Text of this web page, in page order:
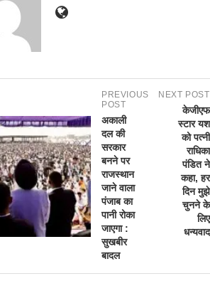
PREVIOUS
POST
अकाली
दल की
सरकार
बनने पर
राजस्थान
जाने वाला
पंजाब का
पानी रोका
जाएगा :
सुखबीर
बादल
NEXT POST
केजीएफ
स्टार यश
को पत्नी
राधिका
पंडित ने
कहा, हर
दिन मुझे
चुनने के
लिए
धन्यवाद